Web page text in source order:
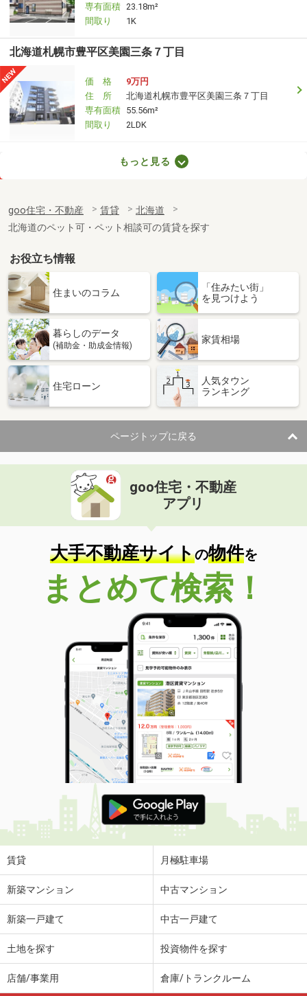
専有面積 23.18m²
間取り
1K
北海道札幌市豊平区美園三条７丁目
価 格
9万円
住 所
北海道札幌市豊平区美園三条７丁目
専有面積 55.56m²
間取り
2LDK
北海道札幌市中央区南十六条西６
専有面積
44.01m²
間取り
1LDK
北海道函館市亀田町
価 格
6.20万円
北海道函館市亀田町
専有面積 23.18m²
間取り
北海道函館市五稜郭町
住 所
北海道函館市五稜郭町
専有面積 23.18m²
間取り
1K
北海道札幌市東区北五十条東６丁目
価 格
住 所
北海道札幌市東区北五十条東６丁目
専有面積 23.18m²
間取り
1K
北海道北見市美芳町２丁目
価 格
3万円
北海道北見市美芳町２丁目
44.62m²
間取り
2LDK
北海道網走郡美幌町字東町１丁目
価 格
3.50万円
住 所
北海道網走郡美幌町字東町１丁目
専有面積 49.68m²
間取り
2DK
北海道札幌市豊平区平岸二条８丁目
価 格
5.20万円
住 所
北海道札幌市豊平区平岸二条８丁目
専有面積
北海道札幌市北区屯田四条３丁目
5.50万円
北海道札幌市南区真駒内曙町４丁目
もっと見る
goo住宅・不動産 賃貸
北海道
北海道のペット可・ペット相談可の賃貸を探す
お役立ち情報
住まいのコラム
「住みたい街」
を見つけよう
暮らしのデータ
(補助金・助成金情報)
家賃相場
住宅ローン
人気タウン
ランキング
ページトップに戻る
goo住宅・不動産
アプリ
大手不動産サイトの物件を
まとめて検索！
賃貸 月極駐車場
新築マンション 中古マンション
新築一戸建て 中古一戸建て
土地を探す 投資物件を探す
店舗/事業用 倉庫/トランクルーム